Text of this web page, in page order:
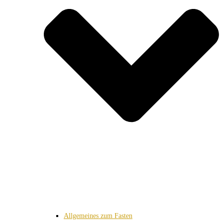
Allgemeines zum Fasten